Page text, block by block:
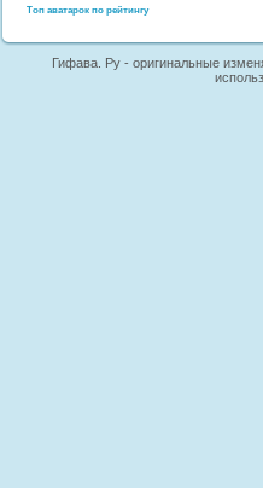
Топ аватарок по рейтингу
Гифава. Ру - оригинальные